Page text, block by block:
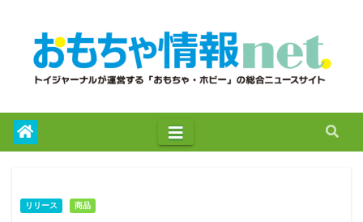
リリース 商品